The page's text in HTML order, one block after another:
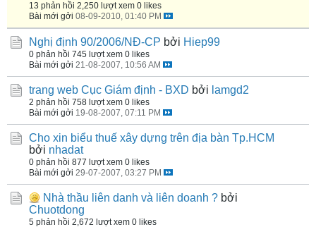
13 phản hồi 2,250 lượt xem 0 likes
Bài mới gởi 08-09-2010, 01:40 PM
Nghị định 90/2006/NĐ-CP bởi Hiep99
0 phản hồi 745 lượt xem 0 likes
Bài mới gởi 21-08-2007, 10:56 AM
trang web Cục Giám định - BXD bởi lamgd2
2 phản hồi 758 lượt xem 0 likes
Bài mới gởi 19-08-2007, 07:11 PM
Cho xin biểu thuế xây dựng trên địa bàn Tp.HCM
bởi nhadat
0 phản hồi 877 lượt xem 0 likes
Bài mới gởi 29-07-2007, 03:27 PM
Nhà thầu liên danh và liên doanh ? bởi
Chuotdong
5 phản hồi 2,672 lượt xem 0 likes